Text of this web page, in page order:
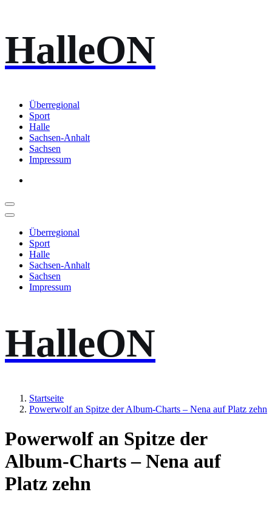
Inhalt
springen
HalleON
Überregional
Sport
Halle
Sachsen-Anhalt
Sachsen
Impressum
Überregional
Sport
Halle
Sachsen-Anhalt
Sachsen
Impressum
HalleON
Startseite
Powerwolf an Spitze der Album-Charts – Nena auf Platz zehn
Powerwolf an Spitze der
Album-Charts – Nena auf
Platz zehn